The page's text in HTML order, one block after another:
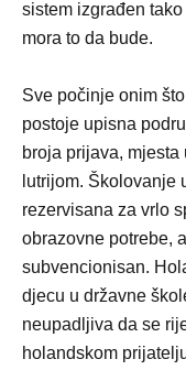
sistem izgrađen
mora to da bude.
Sve počinje onim
postoje upisna
broja prijava,
lutrijom. Školovanje
rezervisana za vrlo
obrazovne potrebe,
subvencionisan.
djecu u državne
neupadljiva da se
holandskom